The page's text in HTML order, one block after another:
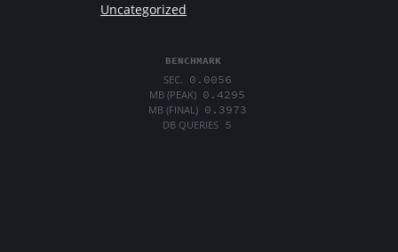
Uncategorized
BENCHMARK
SEC. 0.0056
MB (PEAK) 0.4295
MB (FINAL) 0.3973
DB QUERIES 5